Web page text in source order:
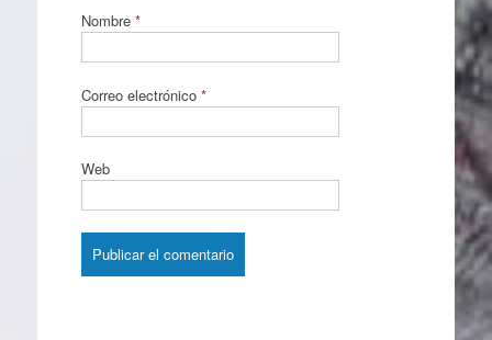
Nombre *
Correo electrónico *
Web